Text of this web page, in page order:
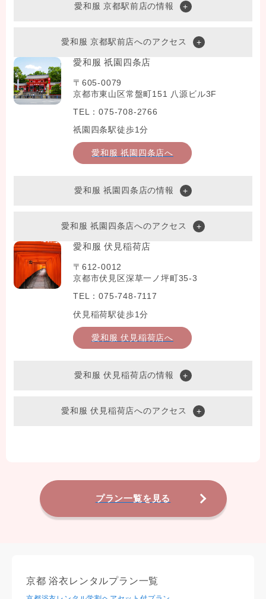
愛和服 京都駅前店の情報
愛和服 京都駅前店へのアクセス
愛和服 祇園四条店
〒605-0079
京都市東山区常盤町151 八源ビル3F
TEL：075-708-2766
祇園四条駅徒歩1分
愛和服 祇園四条店へ
愛和服 祇園四条店の情報
愛和服 祇園四条店へのアクセス
愛和服 伏見稲荷店
〒612-0012
京都市伏見区深草一ノ坪町35-3
TEL：075-748-7117
伏見稲荷駅徒歩1分
愛和服 伏見稲荷店へ
愛和服 伏見稲荷店の情報
愛和服 伏見稲荷店へのアクセス
プラン一覧を見る
京都 浴衣レンタルプラン一覧